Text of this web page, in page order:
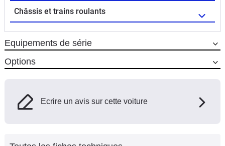
Châssis et trains roulants
Equipements de série
Options
Ecrire un avis sur cette voiture